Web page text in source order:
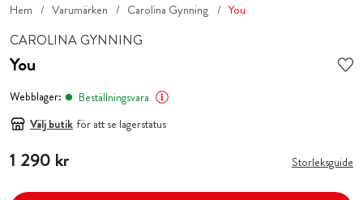
Hem Varumärken Carolina Gynning You
CAROLINA GYNNING
You
Webblager:
Beställningsvara
Välj butik för att se lagerstatus
Pris:1 290 kr
1 290 kr Storleksguide